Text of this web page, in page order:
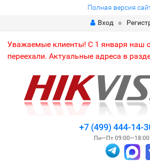
Полная версия
Вход
Уважаемые клиенты! С 1 января наш
переехали. Актуальные адреса в
+7 (499) 444-14-
Пн—Пт 09:00—18:00